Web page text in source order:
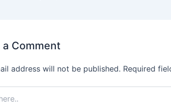
a Comment
address will not be published. Required